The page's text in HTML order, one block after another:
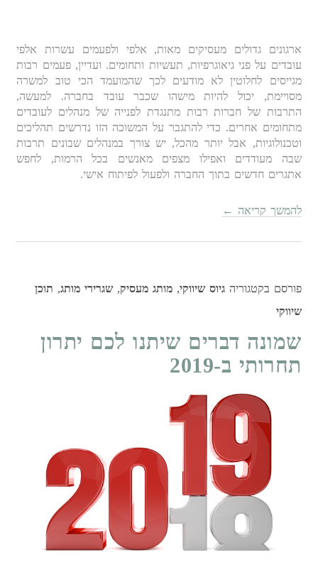
ארגונים גדולים מעסיקים מאות, אלפי ולפעמים עשרות אלפי
עובדים על פני גיאוגרפיות, תעשיות ותחומים. ועדיין, פעמים רבות
מגייסים לחלוטין לא מודעים לכך שהמועמד הכי טוב למשרה
מסויימת, יכול להיות מישהו שכבר עובד בחברה. למעשה,
התרבות של חברות רבות מתנגדת לפנייה של מנהלים לעובדים
מתחומים אחרים. כדי להתגבר על המשוכה הזו נדרשים תהליכים
וטכנולוגיות, אבל יותר מהכל, יש צורך במנהלים שבונים תרבות
שבה מעודדים ואפילו מצפים מאנשים בכל הרמות, לחפש
אתגרים חדשים בתוך החברה ולפעול לפיתוח אישי.
להמשך קריאה ←
פורסם בקטגוריהגיוס שיווקי,מותג מעסיק,שגרירי מותג, תוכן
שיווקי
שמונה דברים שיתנו לכם יתרון
תחרותי ב-2019